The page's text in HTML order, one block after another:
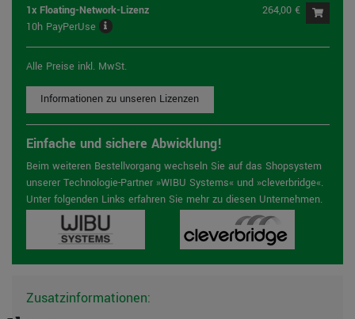
1x Floating-Network-Lizenz
10h PayPerUse
264,00 €
Alle Preise inkl. MwSt.
Informationen zu unseren Lizenzen
Einfache und sichere Abwicklung!
Beim weiteren Bestellvorgang wechseln Sie auf das Shopsystem
unserer Technologie-Partner »WIBU Systems« und »cleverbridge«.
Unter folgenden Links erfahren Sie mehr zu diesen Unternehmen.
Zusatzinformationen: